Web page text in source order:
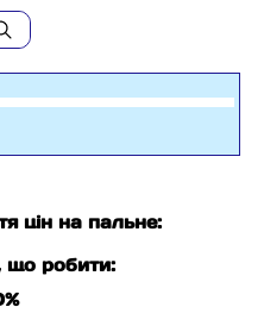
цін на пальне:
що робити: